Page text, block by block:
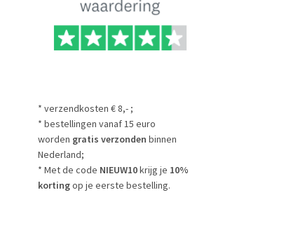
* verzendkosten € 8,- ;
* bestellingen vanaf 15 euro
worden gratis verzonden binnen
Nederland;
* Met de code NIEUW10krijg je 10%
kortingop je eerste bestelling.